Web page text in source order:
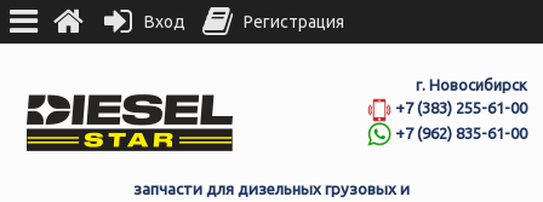
г. Новосибирск
+7 (383) 255-61-00
+7 (962) 835-61-00
запчасти для дизельных грузовых и
Вход Регистрация